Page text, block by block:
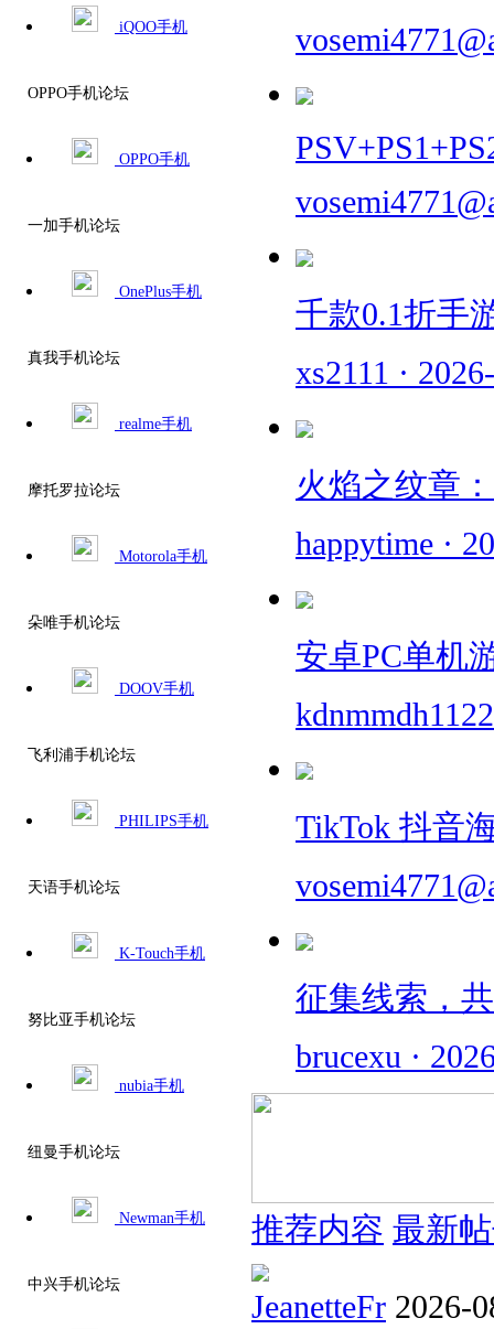
iQOO手机
OPPO手机论坛
OPPO手机
一加手机论坛
OnePlus手机
真我手机论坛
realme手机
摩托罗拉论坛
Motorola手机
朵唯手机论坛
DOOV手机
飞利浦手机论坛
PHILIPS手机
天语手机论坛
K-Touch手机
努比亚手机论坛
nubia手机
纽曼手机论坛
Newman手机
中兴手机论坛
千款0.1折手
xs2111 ·
火焰之纹章
happytime ·
安卓PC单机
kdnmmdh1122
TikTok 抖音
征集线索，
brucexu ·
推荐内容 最新
JeanetteFr 2026-